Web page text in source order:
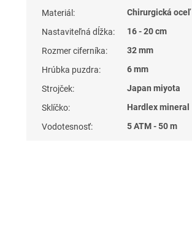
Materiál :
Chirurgická oceľ
Nastaviteľná dĺžka:
16 - 20 cm
Rozmer ciferníka:
32 mm
Hrúbka puzdra:
6 mm
Strojček:
Japan miyota
Sklíčko:
Hardlex mineral
Vodotesnosť: 5 ATM - 50 m